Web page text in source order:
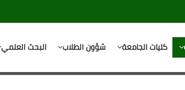
كليات الجامعة شؤون الطلاب البحث العلمي